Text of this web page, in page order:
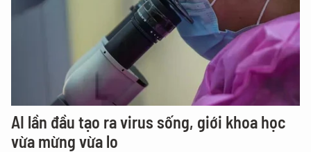
AI lần đầu tạo ra virus sống, giới khoa học
vừa mừng vừa lo